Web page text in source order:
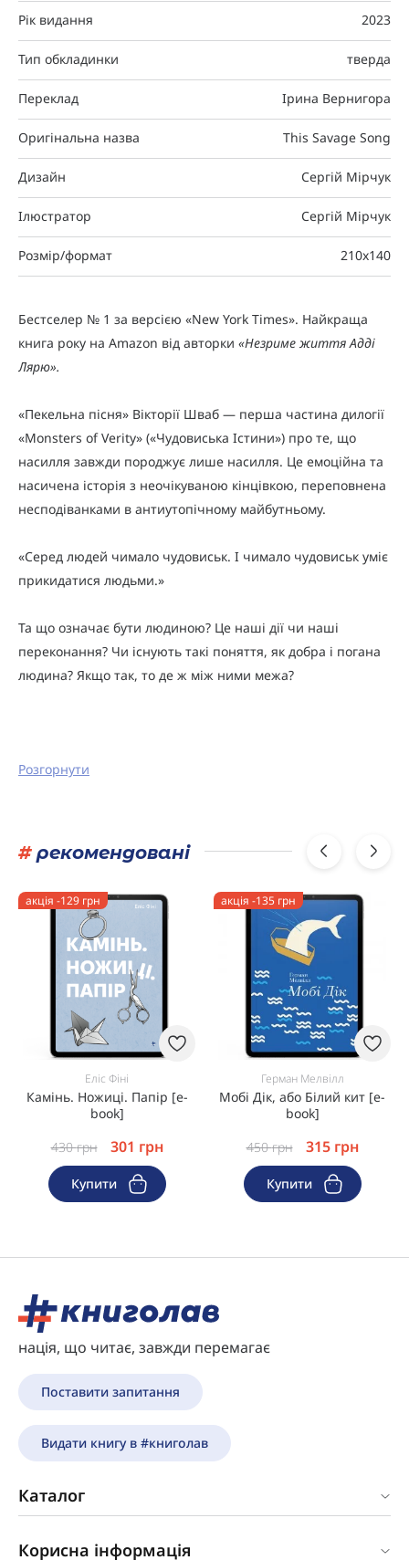
Рік видання 2023
Тип обкладинки тверда
Переклад Ірина Вернигора
Оригінальна назва This Savage Song
Дизайн Сергій Мірчук
Ілюстратор Сергій Мірчук
Розмір/формат 210x140
Бестселер № 1 за версією «New York Times». Найкраща
книга року на Amazon від авторки «Незриме життя Адді
Лярю».
«Пекельна пісня» Вікторії Шваб — перша частина дилогії
«Monsters of Verity» («Чудовиська Істини») про те, що
насилля завжди породжує лише насилля. Це емоційна та
насичена історія з неочікуваною кінцівкою, переповнена
несподіванками в антиутопічному майбутньому.
«Серед людей чимало чудовиськ. І чимало чудовиськ уміє
прикидатися людьми.»
Та що означає бути людиною? Це наші дії чи наші
переконання? Чи існують такі поняття, як добра і погана
людина? Якщо так, то де ж між ними межа?
Розгорнути
#рекомендовані
акція -129 грн
Еліс Фіні
Камінь. Ножиці. Папір [e-
book]
430грн 301 грн
Купити
акція -135 грн
Герман Мелвілл
Мобі Дік, або Білий кит [e-
book]
450грн 315 грн
Купити
нація, що читає, завжди перемагає
Поставити запитання
Видати книгу в #книголав
Каталог
Корисна інформація